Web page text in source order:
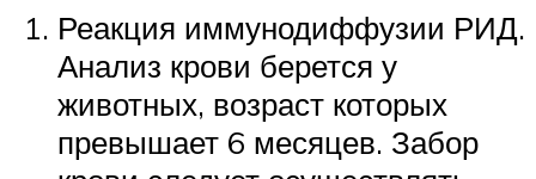
Реакция иммунодиффузии РИД.
Анализ крови берется у
животных, возраст которых
превышает 6 месяцев. Забор